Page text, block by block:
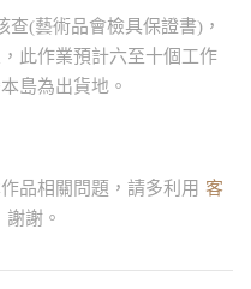
查(藝術品會檢具保證書)，
此作業預計六至十個工作
島為出貨地。
品相關問題，請多利用 客
謝。